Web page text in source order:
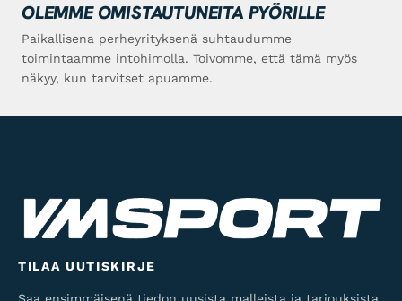
OLEMME OMISTAUTUNEITA PYÖRILLE
Paikallisena perheyrityksenä suhtaudumme
toimintaamme intohimolla. Toivomme, että tämä myös
näkyy, kun tarvitset apuamme.
TILAA UUTISKIRJE